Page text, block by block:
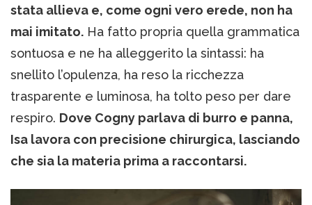
stata allieva e, come ogni vero erede, non ha
mai imitato. Ha fatto propria quella grammatica
sontuosa e ne ha alleggerito la sintassi: ha
snellito l’opulenza, ha reso la ricchezza
trasparente e luminosa, ha tolto peso per dare
respiro. Dove Cogny parlava di burro e panna,
Isa lavora con precisione chirurgica, lasciando
che sia la materia prima a raccontarsi.